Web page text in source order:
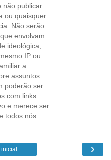
não publicar
ou quaisquer
Não serão
envolvam
ideológica,
IP ou
a
assuntos
poderão ser
com links.
e merece ser
todos nós.
›
inicial